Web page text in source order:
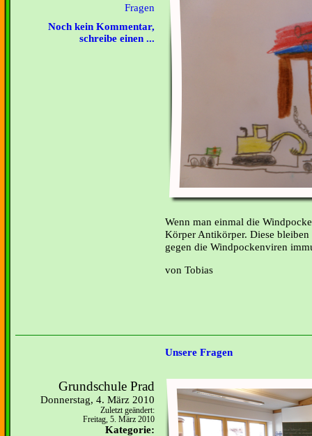
Fragen
Noch kein Kommentar,
schreibe einen ...
Wenn man einmal die
Körper Antikörper. Diese
gegen die Windpockenviren
von Tobias
Unsere Fragen
Grundschule Prad
Donnerstag, 4. März 2010
Zuletzt geändert:
Freitag, 5. März 2010
Kategorie: